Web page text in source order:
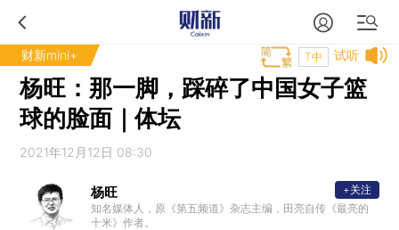
财新mini+ 试听
T中
杨旺：那一脚，踩碎了中国女子篮
球的脸面｜体坛
2021年12月12日 08:30
杨旺
知名媒体人，原《第五频道》杂志主编，田亮自传《最亮的
十米》作者。
+关注